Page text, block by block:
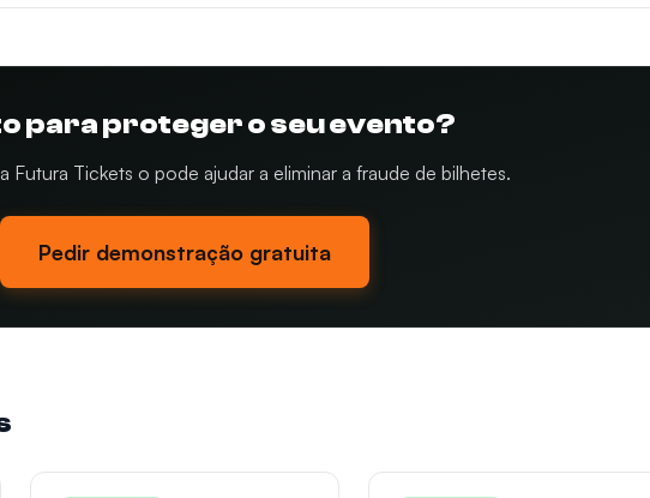
para proteger o seu evento?
Futura Tickets o pode ajudar a eliminar a fraude de bilhetes.
Pedir demonstração gratuita